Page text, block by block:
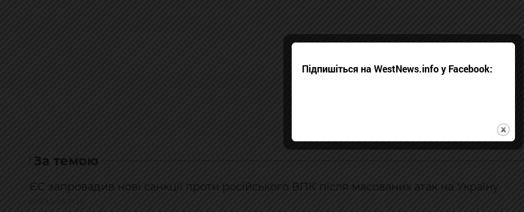
За темою
ЄС запровадив нові санкції проти російського ВПК після масованих атак на Україну
Підпишіться на WestNews.info у Facebook: